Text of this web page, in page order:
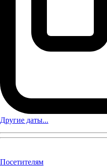
Другие даты...
Посетителям